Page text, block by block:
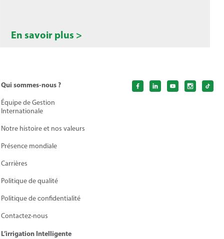
En savoir plus >
Qui sommes-nous ?
Équipe de Gestion
Internationale
Notre histoire et nos valeurs
Présence mondiale
Carrières
Politique de qualité
Politique de сonfidentialité
Contactez-nous
L’irrigation Intelligente